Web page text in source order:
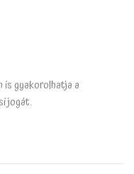
is gyakorolhatja a
jogát.